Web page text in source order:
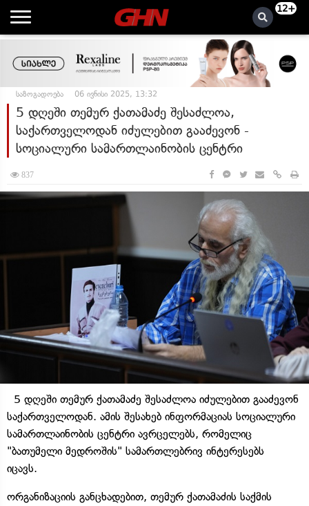
12+
საზოგადოება 06 ივნისი 2025, 13:32
5 დღეში თემურ ქათამაძე შესაძლოა,
საქართველოდან იძულებით გააძევონ -
სოციალური სამართლაინობის ცენტრი
837
5 დღეში თემურ ქათამაძე შესაძლოა იძულებით გააძევონ
საქართველოდან. ამის შესახებ ინფორმაციას სოციალური
სამართლაინობის ცენტრი ავრცელებს, რომელიც
"ბათუმელი მედროშის" სამართლებრივ ინტერესებს
იცავს.
ორგანიზაციის განცხადებით, თემურ ქათამაძის საქმის